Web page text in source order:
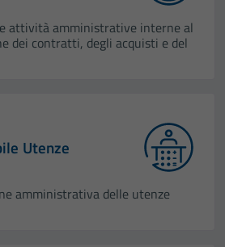
attività amministrative interne al
dei contratti, degli acquisti e del
Utenze
amministrativa delle utenze